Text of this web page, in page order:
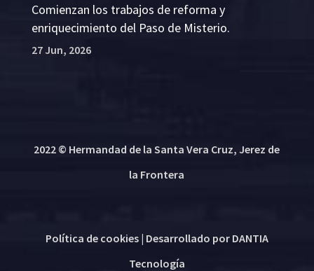
Comienzan los trabajos de reforma y
enriquecimiento del Paso de Misterio.
27 Jun, 2026
2022 © Hermandad de la Santa Vera Cruz, Jerez de
la Frontera
Política de cookies| Desarrollado por DANTIA
Tecnología